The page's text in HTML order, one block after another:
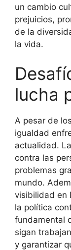
un cambio
prejuicios,
de la
la vida.
lucha
A pesar de
igualdad
actualidad.
contra las
problemas
mundo.
visibilidad en
la política
fundamental
sigan
y garantizar